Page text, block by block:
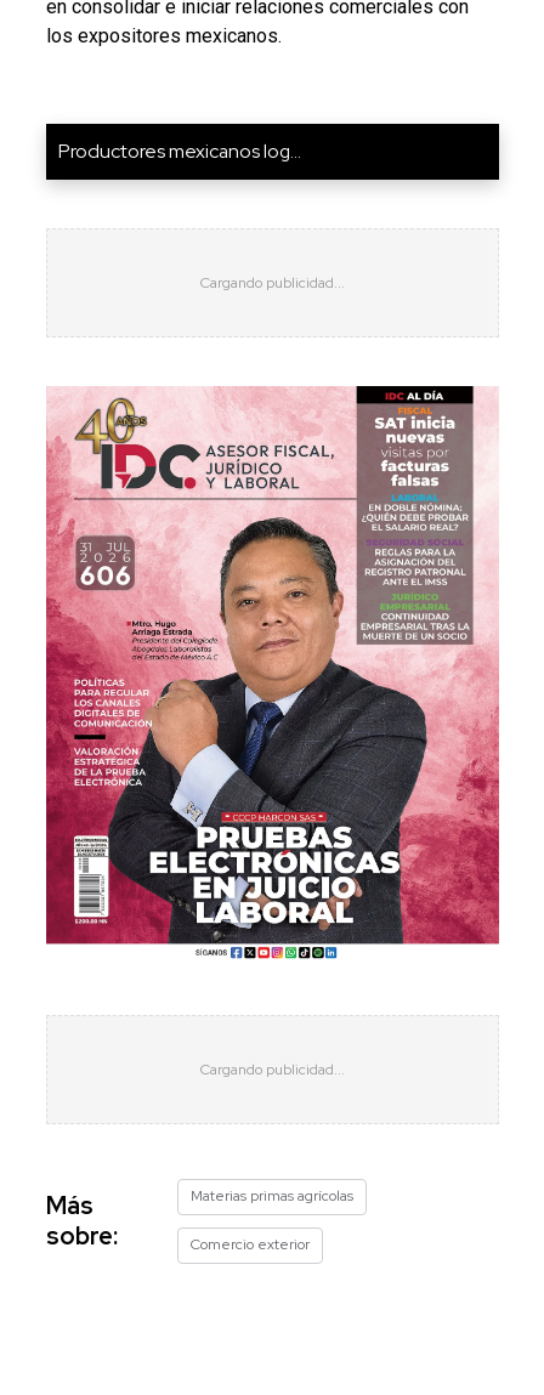
en consolidar e iniciar relaciones comerciales con
los expositores mexicanos.
Productores mexicanos log...
Más
sobre:
Materias primas agrícolas
Comercio exterior